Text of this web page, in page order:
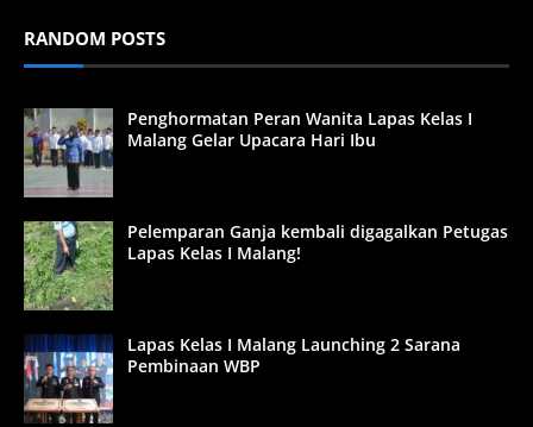
RANDOM POSTS
Penghormatan Peran Wanita Lapas Kelas I
Malang Gelar Upacara Hari Ibu
Pelemparan Ganja kembali digagalkan Petugas
Lapas Kelas I Malang!
Lapas Kelas I Malang Launching 2 Sarana
Pembinaan WBP